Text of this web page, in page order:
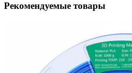
Рекомендуемые товары